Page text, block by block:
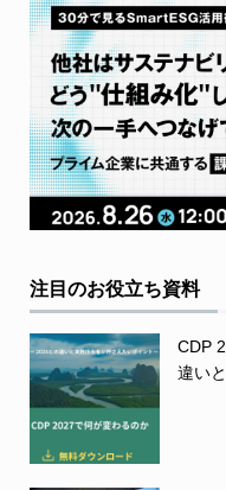
注目のお役立ち資料
CDP
違い